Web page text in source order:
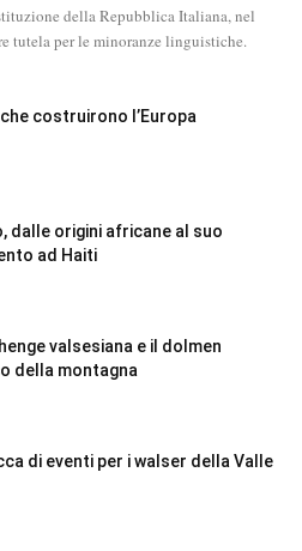
della Repubblica Italiana, nel
tutela per le minoranze linguistiche.
che costruirono l’Europa
dalle origini africane al suo
ad Haiti
valsesiana e il dolmen
della montagna
di eventi per i walser della Valle